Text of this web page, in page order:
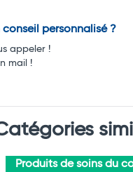
conseil personnalisé ?
appeler !
mail !
Produits de soins du